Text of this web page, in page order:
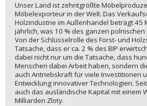
Unser Land ist zehntgrößte
Möbelexporteur in der Welt. Das
Holzindustrie im Außenhandel beträgt 45
jährlich, was 10 % des ganzen polnischen
Von der Schlüsselrolle des Forst- und
Tatsache, dass er ca. 2 % des BIP
dabei nicht nur um die Tatsache, dass
Menschen dabei Arbeit haben, sondern
auch Antriebskraft für viele Investitionen
Entwicklung innovativer Technologien.
auch das ausländische Kapital mit einem
Milliarden Zloty.